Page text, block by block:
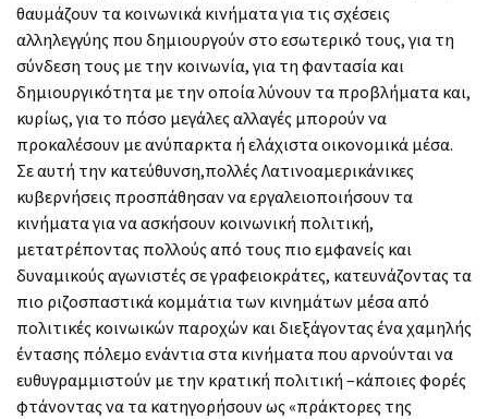
θαυμάζουν τα κοινωνικά κινήματα για τις σχέσεις
αλληλεγγύης που δημιουργούν στο εσωτερικό τους, για τη
σύνδεση τους με την κοινωνία, για τη φαντασία και
δημιουργικότητα με την οποία λύνουν τα προβλήματα και,
κυρίως, για το πόσο μεγάλες αλλαγές μπορούν να
προκαλέσουν με ανύπαρκτα ή ελάχιστα οικονομικά μέσα.
Σε αυτή την κατεύθυνση,πολλές Λατινοαμερικάνικες
κυβερνήσεις προσπάθησαν να εργαλειοποιήσουν τα
κινήματα για να ασκήσουν κοινωνική πολιτική,
μετατρέποντας πολλούς από τους πιο εμφανείς και
δυναμικούς αγωνιστές σε γραφειοκράτες, κατευνάζοντας τα
πιο ριζοσπαστικά κομμάτια των κινημάτων μέσα από
πολιτικές κοινωικών παροχών και διεξάγοντας ένα χαμηλής
έντασης πόλεμο ενάντια στα κινήματα που αρνούνται να
ευθυγραμμιστούν με την κρατική πολιτική –κάποιες φορές
φτάνοντας να τα κατηγορήσουν ως «πράκτορες της